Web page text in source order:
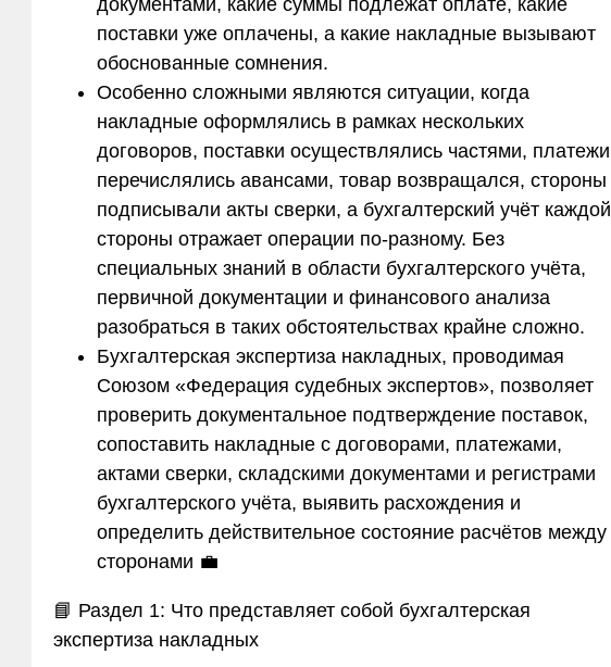
поставки уже оплачены, а какие накладные вызывают
обоснованные сомнения.
Особенно сложными являются ситуации, когда
накладные оформлялись в рамках нескольких
договоров, поставки осуществлялись частями, платежи
перечислялись авансами, товар возвращался, стороны
подписывали акты сверки, а бухгалтерский учёт каждой
стороны отражает операции по-разному. Без
специальных знаний в области бухгалтерского учёта,
первичной документации и финансового анализа
разобраться в таких обстоятельствах крайне сложно.
Бухгалтерская экспертиза накладных, проводимая
Союзом «Федерация судебных экспертов», позволяет
проверить документальное подтверждение поставок,
сопоставить накладные с договорами, платежами,
актами сверки, складскими документами и регистрами
бухгалтерского учёта, выявить расхождения и
определить действительное состояние расчётов между
сторонами 💼
📘 Раздел 1: Что представляет собой бухгалтерская
экспертиза накладных